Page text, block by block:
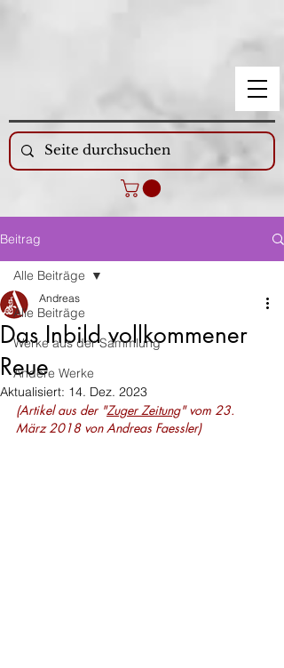
Beitrag
Alle Beiträge
Werke aus der Sammlung
Andere Werke
Alle Beiträge
Das Inbild vollkommener
Reue
Andreas
Aktualisiert: 14. Dez. 2023
(Artikel aus der "Zuger Zeitung" vom 23.
März 2018 von Andreas Faessler)